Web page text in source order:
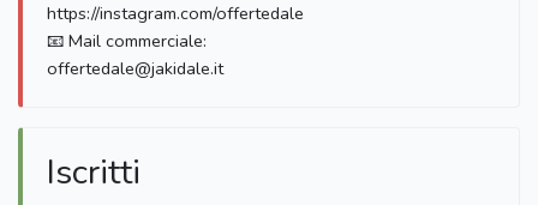
https://instagram.com/offertedale
📧 Mail commerciale:
offertedale@jakidale.it
Iscritti